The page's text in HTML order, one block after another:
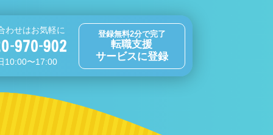
わせはお気軽に
10:00〜17:00
登録無料2分で完了
転職支援
サービスに登録